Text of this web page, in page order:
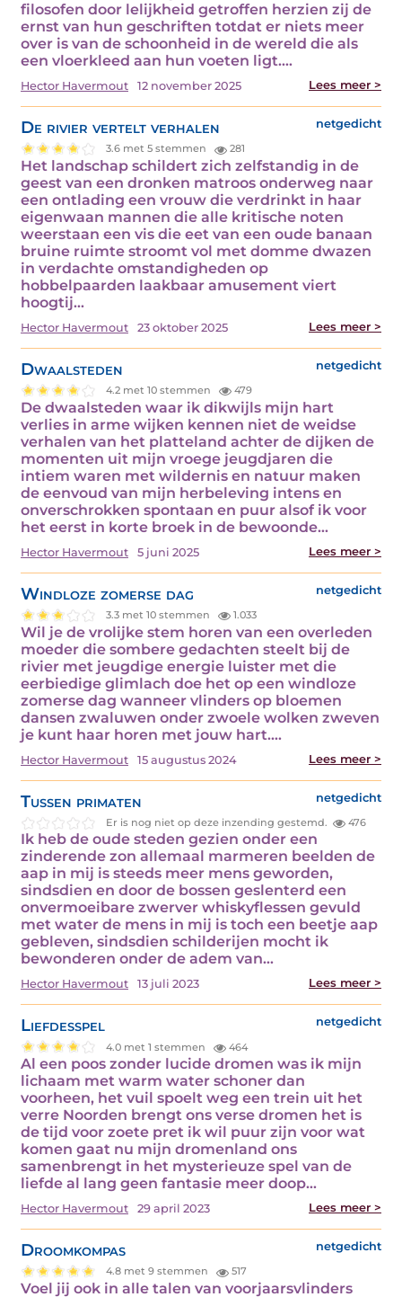
filosofen door lelijkheid getroffen herzien zij de
ernst van hun geschriften totdat er niets meer
over is van de schoonheid in de wereld die als
een vloerkleed aan hun voeten ligt.…
Hector Havermout 12 november 2025 Lees meer >
De rivier vertelt verhalen netgedicht
3.6 met 5 stemmen 281
Het landschap schildert zich zelfstandig in de
geest van een dronken matroos onderweg naar
een ontlading een vrouw die verdrinkt in haar
eigenwaan mannen die alle kritische noten
weerstaan een vis die eet van een oude banaan
bruine ruimte stroomt vol met domme dwazen
in verdachte omstandigheden op
hobbelpaarden laakbaar amusement viert
hoogtij…
Hector Havermout 23 oktober 2025 Lees meer >
Dwaalsteden netgedicht
4.2 met 10 stemmen 479
De dwaalsteden waar ik dikwijls mijn hart
verlies in arme wijken kennen niet de weidse
verhalen van het platteland achter de dijken de
momenten uit mijn vroege jeugdjaren die
intiem waren met wildernis en natuur maken
de eenvoud van mijn herbeleving intens en
onverschrokken spontaan en puur alsof ik voor
het eerst in korte broek in de bewoonde…
Hector Havermout 5 juni 2025 Lees meer >
Windloze zomerse dag netgedicht
3.3 met 10 stemmen 1.033
Wil je de vrolijke stem horen van een overleden
moeder die sombere gedachten steelt bij de
rivier met jeugdige energie luister met die
eerbiedige glimlach doe het op een windloze
zomerse dag wanneer vlinders op bloemen
dansen zwaluwen onder zwoele wolken zweven
je kunt haar horen met jouw hart.…
Hector Havermout 15 augustus 2024 Lees meer >
Tussen primaten netgedicht
Er is nog niet op deze inzending gestemd. 476
Ik heb de oude steden gezien onder een
zinderende zon allemaal marmeren beelden de
aap in mij is steeds meer mens geworden,
sindsdien en door de bossen geslenterd een
onvermoeibare zwerver whiskyflessen gevuld
met water de mens in mij is toch een beetje aap
gebleven, sindsdien schilderijen mocht ik
bewonderen onder de adem van…
Hector Havermout 13 juli 2023 Lees meer >
Liefdesspel netgedicht
4.0 met 1 stemmen 464
Al een poos zonder lucide dromen was ik mijn
lichaam met warm water schoner dan
voorheen, het vuil spoelt weg een trein uit het
verre Noorden brengt ons verse dromen het is
de tijd voor zoete pret ik wil puur zijn voor wat
komen gaat nu mijn dromenland ons
samenbrengt in het mysterieuze spel van de
liefde al lang geen fantasie meer doop…
Hector Havermout 29 april 2023 Lees meer >
Droomkompas netgedicht
4.8 met 9 stemmen 517
Voel jij ook in alle talen van voorjaarsvlinders